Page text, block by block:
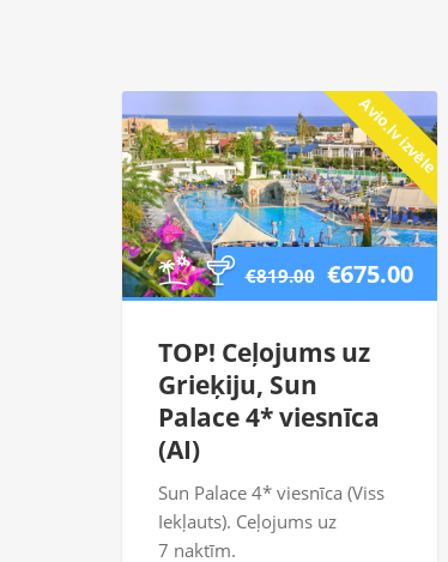
Avio.lv izvēle
€819.00 €675.00
TOP! Ceļojums uz
Grieķiju, Sun
Palace 4* viesnīca
(AI)
Sun Palace 4* viesnīca (Viss
Iekļauts). Ceļojums uz
7 naktīm.